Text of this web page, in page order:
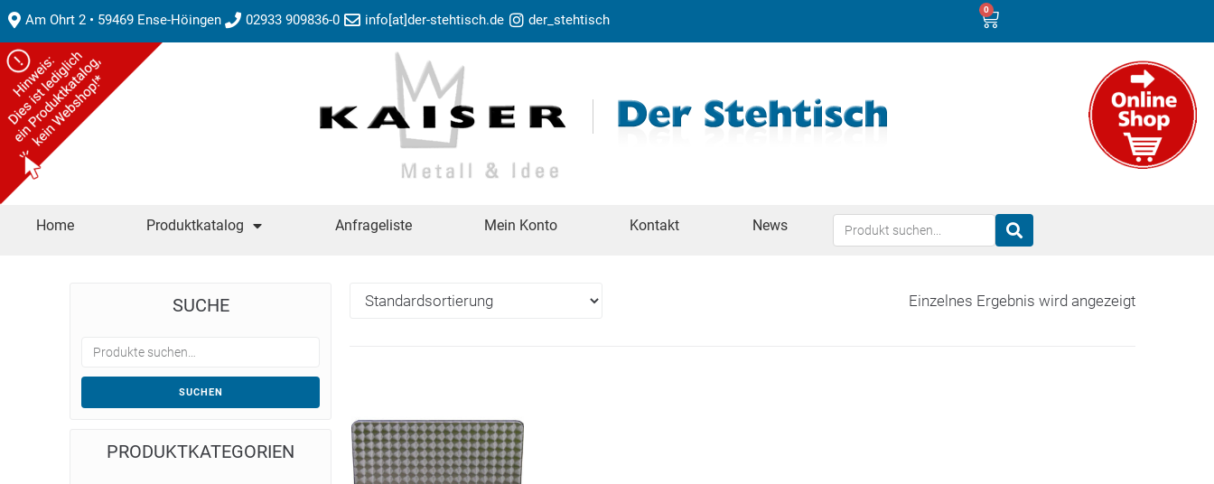
Am Ohrt 2 • 59469 Ense-Höingen 02933 909836-0 info[at]der-stehtisch.de der_stehtisch
0
Home Produktkatalog Anfrageliste Mein Konto Kontakt News
Einzelnes Ergebnis wird angezeigt
SUCHE
SUCHEN
PRODUKTKATEGORIEN